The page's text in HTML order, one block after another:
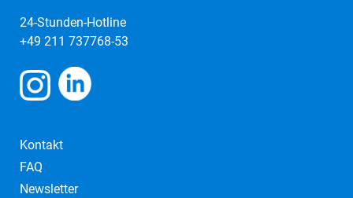
24-Stunden-Hotline
+49 211 737768-53
Kontakt
FAQ
Newsletter